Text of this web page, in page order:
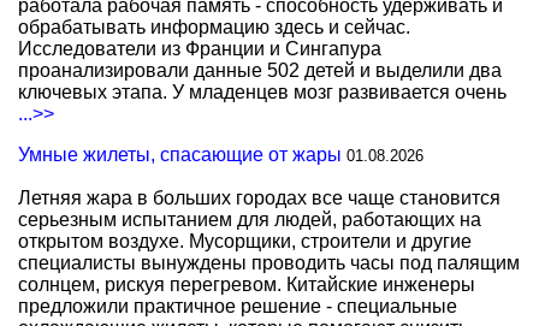
работала рабочая память - способность удерживать и
обрабатывать информацию здесь и сейчас.
Исследователи из Франции и Сингапура
проанализировали данные 502 детей и выделили два
ключевых этапа. У младенцев мозг развивается очень
...>>
Умные жилеты, спасающие от жары 01.08.2026
Летняя жара в больших городах все чаще становится
серьезным испытанием для людей, работающих на
открытом воздухе. Мусорщики, строители и другие
специалисты вынуждены проводить часы под палящим
солнцем, рискуя перегревом. Китайские инженеры
предложили практичное решение - специальные